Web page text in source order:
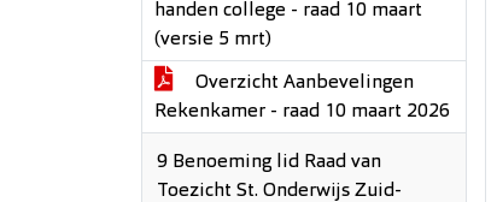
handen college - raad 10 maart
(versie 5 mrt)
Overzicht Aanbevelingen
Rekenkamer - raad 10 maart 2026
9 Benoeming lid Raad van
Toezicht St. Onderwijs Zuid-